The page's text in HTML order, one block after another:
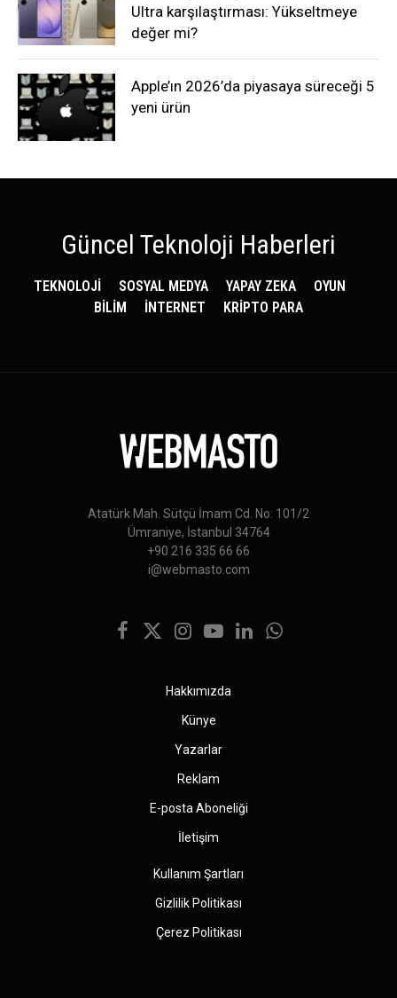
Ultra karşılaştırması: Yükseltmeye
değer mi?
Apple’ın 2026’da piyasaya süreceği 5
yeni ürün
Güncel Teknoloji Haberleri
TEKNOLOJİ SOSYAL MEDYA YAPAY ZEKA
OYUN
BİLİM
İNTERNET KRİPTO PARA
Atatürk Mah. Sütçü İmam Cd. No: 101/2
Ümraniye, İstanbul 34764
+90 216 335 66 66
i@webmasto.com
Facebook
X
Instagram
YouTubeLinkedInWhatsApp
Hakkımızda
Künye
Yazarlar
Reklam
E-posta Aboneliği
İletişim
Kullanım Şartları
Gizlilik Politikası
Çerez Politikası